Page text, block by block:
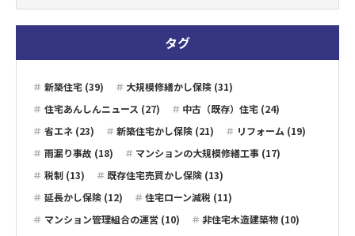
タグ
新築住宅 (39)
大規模修繕かし保険 (31)
住宅あんしんニュース (27)
中古（既存）住宅 (24)
省エネ (23)
新築住宅かし保険 (21)
リフォーム (19)
雨漏り事故 (18)
マンションの大規模修繕工事 (17)
税制 (13)
既存住宅売買かし保険 (13)
延長かし保険 (12)
住宅ローン減税 (11)
マンション管理組合の運営 (10)
非住宅木造建築物 (10)